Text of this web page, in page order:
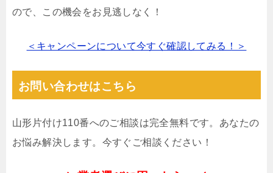
ので、この機会をお見逃しなく！
＜キャンペーンについて今すぐ確認してみる！＞
お問い合わせはこちら
山形片付け110番へのご相談は完全無料です。あなたの
お悩み解決します。今すぐご相談ください！